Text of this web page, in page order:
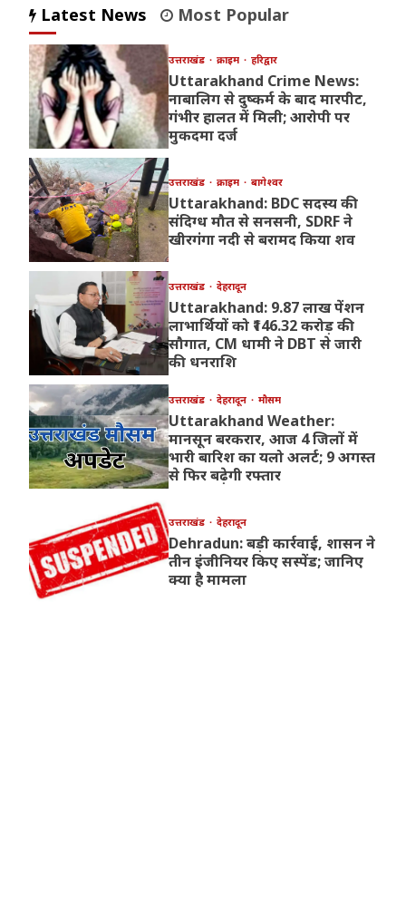
Latest News Most Popular
उत्तराखंड क्राइम हरिद्वार
Uttarakhand Crime News:
नाबालिग से दुष्कर्म के बाद मारपीट,
गंभीर हालत में मिली; आरोपी पर
मुकदमा दर्ज
उत्तराखंड क्राइम बागेश्वर
Uttarakhand: BDC सदस्य की
संदिग्ध मौत से सनसनी, SDRF ने
खीरगंगा नदी से बरामद किया शव
उत्तराखंड देहरादून
Uttarakhand: 9.87 लाख पेंशन
लाभार्थियों को ₹146.32 करोड़ की
सौगात, CM धामी ने DBT से जारी
की धनराशि
उत्तराखंड देहरादून मौसम
Uttarakhand Weather:
मानसून बरकरार, आज 4 जिलों में
भारी बारिश का यलो अलर्ट; 9 अगस्त
से फिर बढ़ेगी रफ्तार
उत्तराखंड देहरादून
Dehradun: बड़ी कार्रवाई, शासन ने
तीन इंजीनियर किए सस्पेंड; जानिए
क्या है मामला